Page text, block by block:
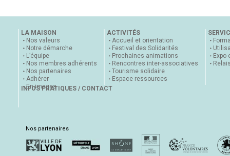
LA MAISON
Nos valeurs
Notre démarche
L’équipe
Nos membres adhérents
Nos partenaires
Adhérer
En images
ACTIVITÉS
Accueil et orientation
Festival des Solidarités
Prochaines animations
Rencontres inter-associatives
Tourisme solidaire
Espace ressources
Expo
INFOS PRATIQUES / CONTACT
Nos partenaires